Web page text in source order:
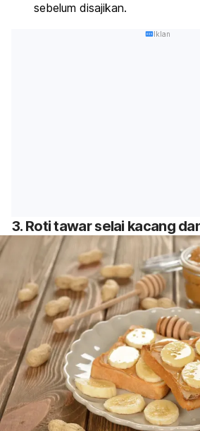
sebelum disajikan.
Iklan
3. Roti tawar selai kacang